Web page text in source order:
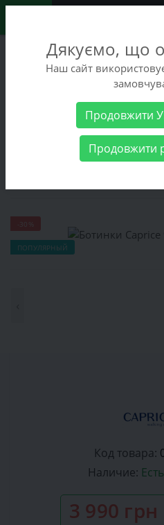
Женские товары Женская
ПОПУЛЯРНЫЙ
Код товара:
Наличие:
3 990 грн
Дякуємо, що
Наш сайт
Продовжити
Продовжити